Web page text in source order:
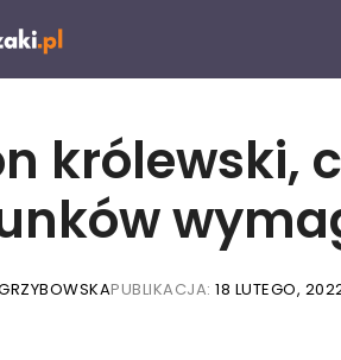
królewski,
PUBLIKACJA: 18 LUTEGO,